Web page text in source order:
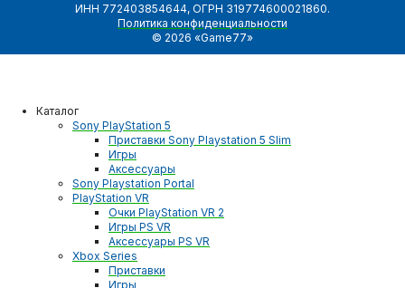
ИНН 772403854644, ОГРН 319774600021860.
Политика конфиденциальности
© 2026 «Game77»
Каталог
Sony PlayStation 5
Приставки Sony Playstation 5 Slim
Игры
Аксессуары
Sony Playstation Portal
PlayStation VR
Очки PlayStation VR 2
Игры PS VR
Аксессуары PS VR
Xbox Series
Приставки
Игры